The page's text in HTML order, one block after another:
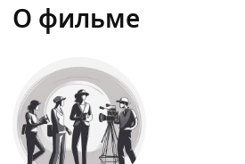
О фильме